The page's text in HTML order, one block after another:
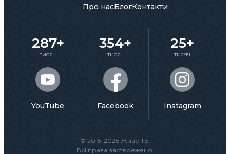
© 2015–2026 Живе ТБ.
Всі права застережено.
Про насБлогКонтакти
287+
тисяч
YouTube
354+
тисяч
Facebook
25+
тисяч
Instagram